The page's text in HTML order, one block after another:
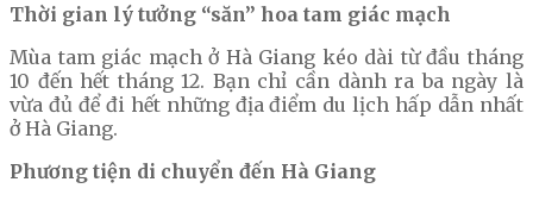
Thời gian lý tưởng “săn” hoa tam giác mạch
Mùa tam giác mạch ở Hà Giang kéo dài từ đầu tháng
10 đến hết tháng 12. Bạn chỉ cần dành ra ba ngày là
vừa đủ để đi hết những địa điểm du lịch hấp dẫn nhất
ở Hà Giang.
Phương tiện di chuyển đến Hà Giang